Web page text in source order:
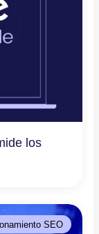
los
SEO